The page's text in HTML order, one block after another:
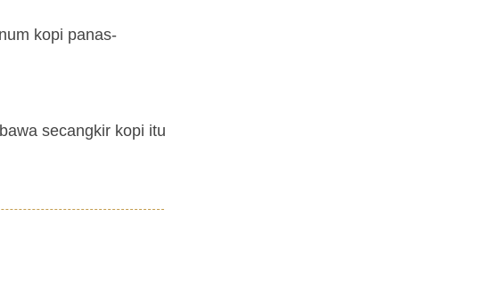
kopi panas-
secangkir kopi itu